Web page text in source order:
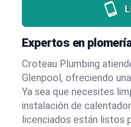
Expertos en
Croteau Plumbing
Glenpool, ofreciendo
Ya sea que necesites
instalación de
licenciados están listos